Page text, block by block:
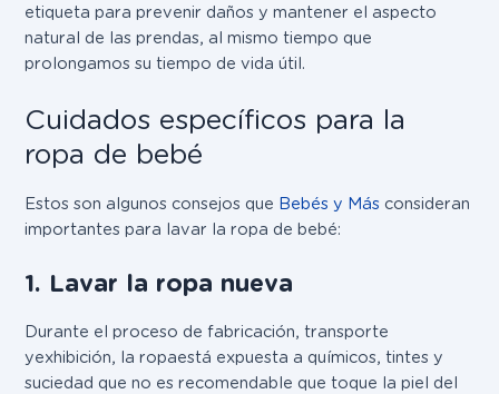
etiqueta para prevenir daños y mantener el aspecto
natural de las prendas, al mismo tiempo que
prolongamos su tiempo de vida útil.
Cuidados específicos para la
ropa de bebé
Estos son algunos consejos que Bebés y Más consideran
importantes para lavar la ropa de bebé:
1. Lavar la ropa nueva
Durante el proceso defabricación, transporte
yexhibición, la ropa está expuesta a químicos, tintes y
suciedad que no es recomendable que toque la piel del